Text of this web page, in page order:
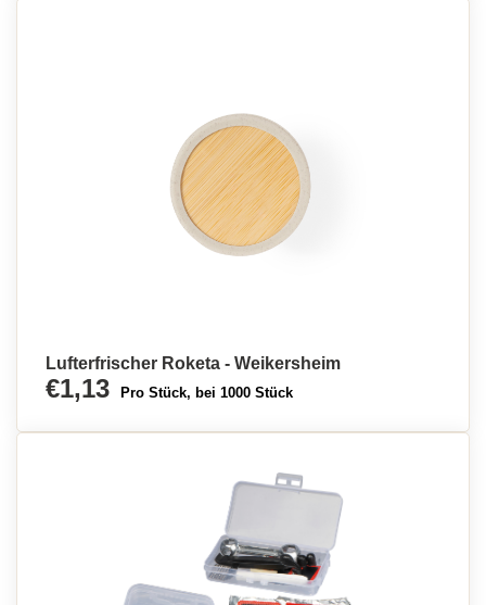
Lufterfrischer Roketa - Weikersheim
€1,13 Pro Stück, bei 1000 Stück